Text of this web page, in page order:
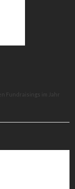
Fundraisings im Jahr